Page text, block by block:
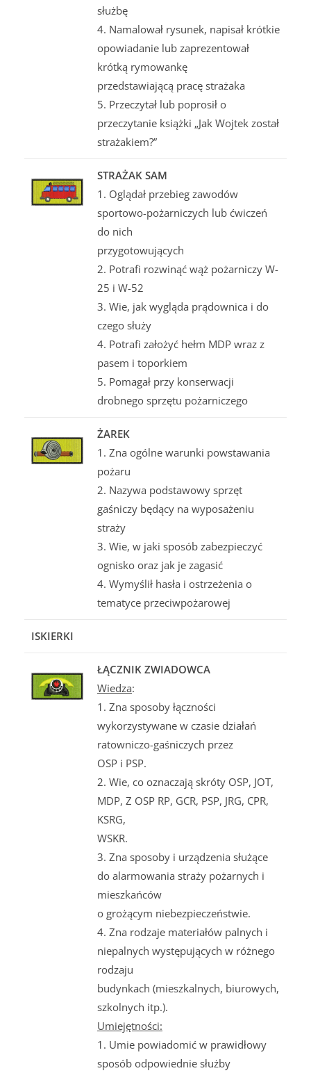
służbę
4. Namalował rysunek, napisał krótkie
opowiadanie lub zaprezentował
krótką rymowankę
przedstawiającą pracę strażaka
5. Przeczytał lub poprosił o
przeczytanie książki „Jak Wojtek został
strażakiem?”
STRAŻAK SAM
1. Oglądał przebieg zawodów
sportowo-pożarniczych lub ćwiczeń
do nich
przygotowujących
2. Potrafi rozwinąć wąż pożarniczy W-
25 i W-52
3. Wie, jak wygląda prądownica i do
czego służy
4. Potrafi założyć hełm MDP wraz z
pasem i toporkiem
5. Pomagał przy konserwacji
drobnego sprzętu pożarniczego
ŻAREK
1. Zna ogólne warunki powstawania
pożaru
2. Nazywa podstawowy sprzęt
gaśniczy będący na wyposażeniu
straży
3. Wie, w jaki sposób zabezpieczyć
ognisko oraz jak je zagasić
4. Wymyślił hasła i ostrzeżenia o
tematyce przeciwpożarowej
ISKIERKI
ŁĄCZNIK ZWIADOWCA
Wiedza:
1. Zna sposoby łączności
wykorzystywane w czasie działań
ratowniczo-gaśniczych przez
OSP i PSP.
2. Wie, co oznaczają skróty OSP, JOT,
MDP, Z OSP RP, GCR, PSP, JRG, CPR,
KSRG,
WSKR.
3. Zna sposoby i urządzenia służące
do alarmowania straży pożarnych i
mieszkańców
o grożącym niebezpieczeństwie.
4. Zna rodzaje materiałów palnych i
niepalnych występujących w różnego
rodzaju
budynkach (mieszkalnych, biurowych,
szkolnych itp.).
Umiejętności:
1. Umie powiadomić w prawidłowy
sposób odpowiednie służby